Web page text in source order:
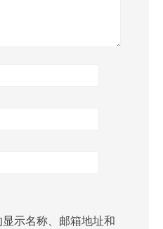
示名称、邮箱地址和